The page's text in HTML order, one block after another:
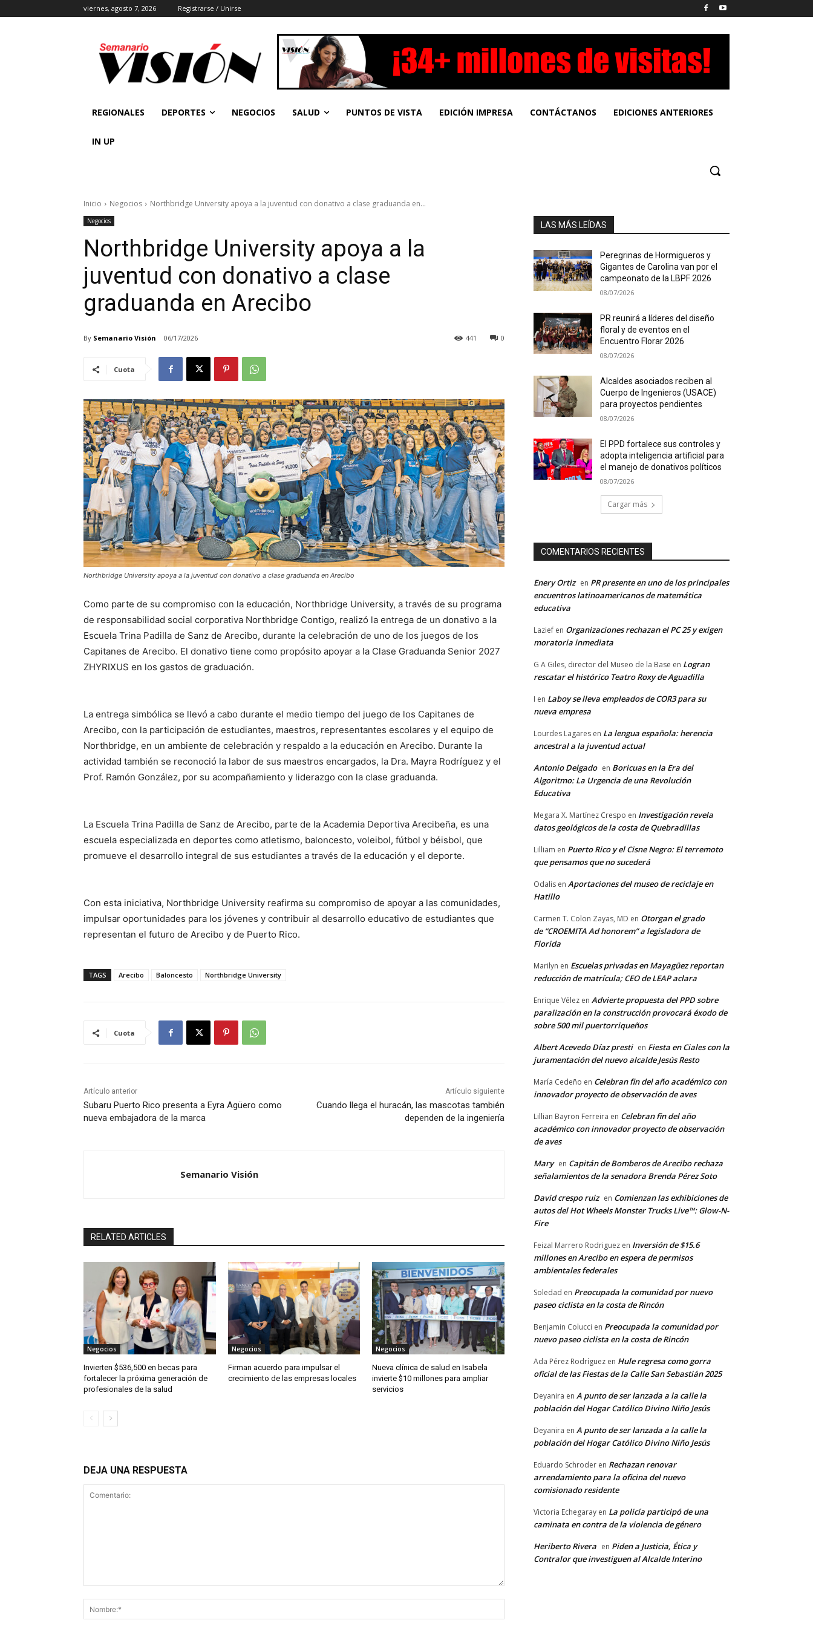
viernes, agosto 7, 2026 Registrarse / Unirse
REGIONALES DEPORTES NEGOCIOS SALUD PUNTOS DE VISTA EDICIÓN IMPRESA CONTÁCTANOS EDICIONES ANTERIORES
IN UP
Inicio Negocios Northbridge University apoya a la juventud con donativo a clase graduanda en...
Negocios
Northbridge University apoya a la
juventud con donativo a clase
graduanda en Arecibo
By Semanario Visión 06/17/2026 0
441
Cuota
Northbridge University apoya a la juventud con donativo a clase graduanda en Arecibo
Como parte de su compromiso con la educación, Northbridge University, a través de su programa
de responsabilidad social corporativa Northbridge Contigo, realizó la entrega de un donativo a la
Escuela Trina Padilla de Sanz de Arecibo, durante la celebración de uno de los juegos de los
Capitanes de Arecibo. El donativo tiene como propósito apoyar a la Clase Graduanda Senior 2027
ZHYRIXUS en los gastos de graduación.
La entrega simbólica se llevó a cabo durante el medio tiempo del juego de los Capitanes de
Arecibo, con la participación de estudiantes, maestros, representantes escolares y el equipo de
Northbridge, en un ambiente de celebración y respaldo a la educación en Arecibo. Durante la
actividad también se reconoció la labor de sus maestros encargados, la Dra. Mayra Rodríguez y el
Prof. Ramón González, por su acompañamiento y liderazgo con la clase graduanda.
La Escuela Trina Padilla de Sanz de Arecibo, parte de la Academia Deportiva Arecibeña, es una
escuela especializada en deportes como atletismo, baloncesto, voleibol, fútbol y béisbol, que
promueve el desarrollo integral de sus estudiantes a través de la educación y el deporte.
Con esta iniciativa, Northbridge University reafirma su compromiso de apoyar a las comunidades,
impulsar oportunidades para los jóvenes y contribuir al desarrollo educativo de estudiantes que
representan el futuro de Arecibo y de Puerto Rico.
TAGS Arecibo Baloncesto Northbridge University
Cuota
Artículo anterior
Subaru Puerto Rico presenta a Eyra Agüero como
nueva embajadora de la marca
Artículo siguiente
Cuando llega el huracán, las mascotas también
dependen de la ingeniería
Semanario Visión
RELATED ARTICLES
Negocios
Invierten $536,500 en becas para
fortalecer la próxima generación de
profesionales de la salud
Negocios
Firman acuerdo para impulsar el
crecimiento de las empresas locales
Negocios
Nueva clínica de salud en Isabela
invierte $10 millones para ampliar
servicios
DEJA UNA RESPUESTA
LAS MÁS LEÍDAS
Peregrinas de Hormigueros y
Gigantes de Carolina van por el
campeonato de la LBPF 2026
08/07/2026
PR reunirá a líderes del diseño
floral y de eventos en el
Encuentro Florar 2026
08/07/2026
Alcaldes asociados reciben al
Cuerpo de Ingenieros (USACE)
para proyectos pendientes
08/07/2026
El PPD fortalece sus controles y
adopta inteligencia artificial para
el manejo de donativos políticos
08/07/2026
Cargar más
COMENTARIOS RECIENTES
Enery Ortiz en PR presente en uno de los principales
encuentros latinoamericanos de matemática
educativa
Lazief en Organizaciones rechazan el PC 25 y exigen
moratoria inmediata
G A Giles, director del Museo de la Base en Logran
rescatar el histórico Teatro Roxy de Aguadilla
I en Laboy se lleva empleados de COR3 para su
nueva empresa
Lourdes Lagares en La lengua española: herencia
ancestral a la juventud actual
Antonio Delgado en Boricuas en la Era del
Algoritmo: La Urgencia de una Revolución
Educativa
Megara X. Martínez Crespo en Investigación revela
datos geológicos de la costa de Quebradillas
Lilliam en Puerto Rico y el Cisne Negro: El terremoto
que pensamos que no sucederá
Odalis en Aportaciones del museo de reciclaje en
Hatillo
Carmen T. Colon Zayas, MD en Otorgan el grado
de “CROEMITA Ad honorem” a legisladora de
Florida
Marilyn en Escuelas privadas en Mayagüez reportan
reducción de matrícula; CEO de LEAP aclara
Enrique Vélez en Advierte propuesta del PPD sobre
paralización en la construcción provocará éxodo de
sobre 500 mil puertorriqueños
Albert Acevedo Díaz presti en Fiesta en Ciales con la
juramentación del nuevo alcalde Jesús Resto
María Cedeño en Celebran fin del año académico con
innovador proyecto de observación de aves
Lillian Bayron Ferreira en Celebran fin del año
académico con innovador proyecto de observación
de aves
Mary en Capitán de Bomberos de Arecibo rechaza
señalamientos de la senadora Brenda Pérez Soto
David crespo ruiz en Comienzan las exhibiciones de
autos del Hot Wheels Monster Trucks Live™: Glow-N-
Fire
Feizal Marrero Rodriguez en Inversión de $15.6
millones en Arecibo en espera de permisos
ambientales federales
Soledad en Preocupada la comunidad por nuevo
paseo ciclista en la costa de Rincón
Benjamin Colucci en Preocupada la comunidad por
nuevo paseo ciclista en la costa de Rincón
Ada Pérez Rodríguez en Hule regresa como gorra
oficial de las Fiestas de la Calle San Sebastián 2025
Deyanira en A punto de ser lanzada a la calle la
población del Hogar Católico Divino Niño Jesús
Deyanira en A punto de ser lanzada a la calle la
población del Hogar Católico Divino Niño Jesús
Eduardo Schroder en Rechazan renovar
arrendamiento para la oficina del nuevo
comisionado residente
Victoria Echegaray en La policía participó de una
caminata en contra de la violencia de género
Heriberto Rivera en Piden a Justicia, Ética y
Contralor que investiguen al Alcalde Interino